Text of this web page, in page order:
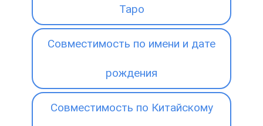
Таро
Совместимость по имени и дате
рождения
Совместимость по Китайскому